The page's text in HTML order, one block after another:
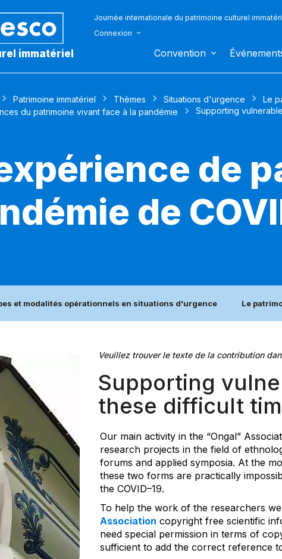
immatériel
Journée internationale du patrimoine culturel
Connexion
Convention
Patrimoine immatériel Thèmes Situations d'urgence
Le
du patrimoine vivant face à la pandémie
Supporting
de
de
et modalités opérationnels en situations d'urgence Le
Veuillez trouver le texte de la contribution
Supporting
these difficult
Our main activity in the “Ongal”
research projects in the field of
forums and applied symposia. At the
these two forms are practically
the COVID–19.
To help the work of the researchers
Association copyright free scientific
need special permission in terms of
sufficient to add the correct reference